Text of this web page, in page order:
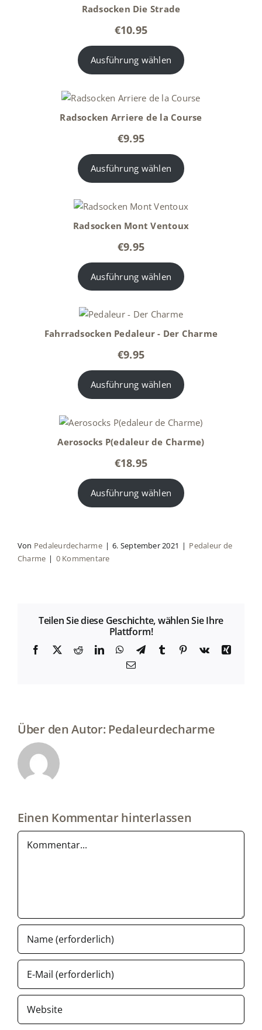
Radsocken Die Strade
€10.95
Ausführung wählen
Radsocken Arriere de la Course
€9.95
Ausführung wählen
Radsocken Mont Ventoux
€9.95
Ausführung wählen
Fahrradsocken Pedaleur - Der Charme
€9.95
Ausführung wählen
Aerosocks P(edaleur de Charme)
€18.95
Ausführung wählen
Von Pedaleurdecharme | 6. September 2021 | Pedaleur de
Charme | 0 Kommentare
Teilen Sie diese Geschichte, wählen Sie Ihre
Plattform!
Facebook
X RedditLinkedInWhatsApp
Telegramm
Tumblr Pinterest
Vk
Xing
E-
Über den Autor: Pedaleurdecharme
Einen Kommentar hinterlassen
Kommentar